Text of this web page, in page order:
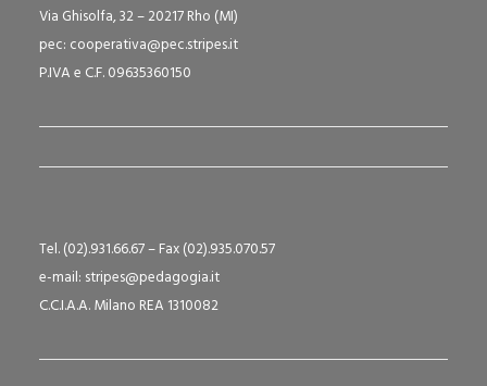
Via Ghisolfa, 32 – 20217 Rho (MI)
pec: cooperativa@pec.stripes.it
P.IVA e C.F. 09635360150
Tel. (02).931.66.67 – Fax (02).935.070.57
e-mail: stripes@pedagogia.it
C.C.I.A.A. Milano REA 1310082